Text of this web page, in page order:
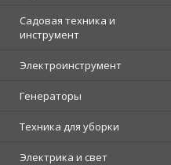
Садовая техника и
инструмент
Электроинструмент
Генераторы
Техника для уборки
Электрика и свет